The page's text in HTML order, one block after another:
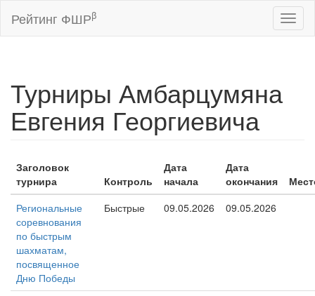
Рейтинг ФШРβ
Турниры Амбарцумяна
Евгения Георгиевича
Заголовок
турнира
Контроль
Дата
начала
Дата
окончания
Региональные
соревнования
по быстрым
шахматам,
посвященное
Дню Победы
Быстрые 09.05.2026 09.05.2026